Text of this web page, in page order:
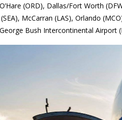
(ORD), Dallas/Fort Worth
McCarran (LAS), Orlando
Bush Intercontinental Airport